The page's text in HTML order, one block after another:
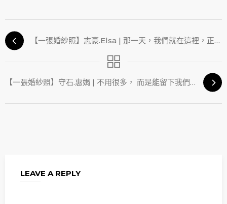
【一張婚紗照】志豪.Elsa | 那一天，我們就在這裡，正是這樣的樣子
【一張婚紗照】守石.惠娟 | 不用很多， 而是能留下我們就是這樣在一起
LEAVE A REPLY